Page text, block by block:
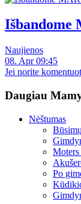
Išbandome
Naujienos
08. Apr 09:45
Jei norite
Daugiau
Nėštumas
Moters
Po